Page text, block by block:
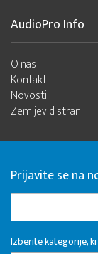
AudioPro Info
O nas
Kontakt
Novosti
Zemljevid strani
Prijavite se na
Izberite kategorije,